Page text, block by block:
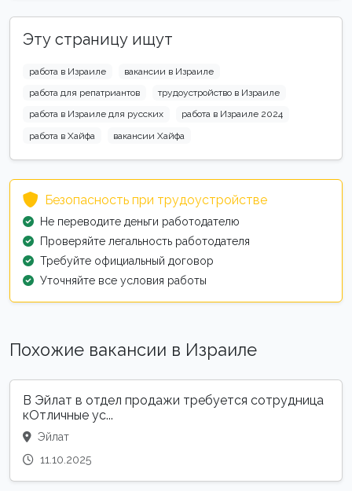
Эту страницу ищут
работа в Израиле
вакансии в Израиле
работа для репатриантов
трудоустройство в Израиле
работа в Израиле для русских
работа в Израиле 2024
работа в Хайфа
вакансии Хайфа
Безопасность при трудоустройстве
Не переводите деньги работодателю
Проверяйте легальность работодателя
Требуйте официальный договор
Уточняйте все условия работы
Похожие вакансии в Израиле
В Эйлат в отдел продажи требуется сотрудница
кОтличные ус...
Эйлат
11.10.2025